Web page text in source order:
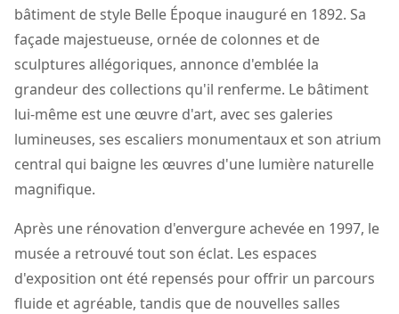
bâtiment de style Belle Époque inauguré en 1892. Sa
façade majestueuse, ornée de colonnes et de
sculptures allégoriques, annonce d'emblée la
grandeur des collections qu'il renferme. Le bâtiment
lui-même est une œuvre d'art, avec ses galeries
lumineuses, ses escaliers monumentaux et son atrium
central qui baigne les œuvres d'une lumière naturelle
magnifique.
Après une rénovation d'envergure achevée en 1997, le
musée a retrouvé tout son éclat. Les espaces
d'exposition ont été repensés pour offrir un parcours
fluide et agréable, tandis que de nouvelles salles